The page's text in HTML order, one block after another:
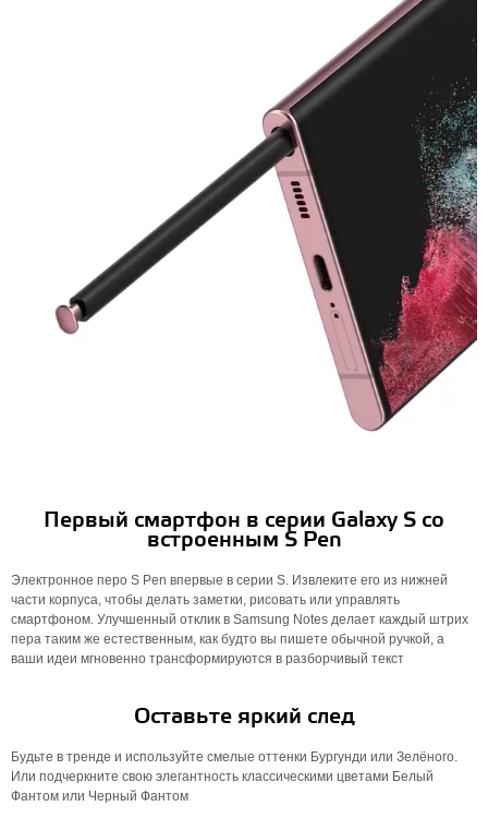
Первый смартфон в серии Galaxy S со
встроенным S Pen
Электронное перо S Pen впервые в серии S. Извлеките его из нижней
части корпуса, чтобы делать заметки, рисовать или управлять
смартфоном. Улучшенный отклик в Samsung Notes делает каждый штрих
пера таким же естественным, как будто вы пишете обычной ручкой, а
ваши идеи мгновенно трансформируются в разборчивый текст
Оставьте яркий след
Будьте в тренде и используйте смелые оттенки Бургунди или Зелёного.
Или подчеркните свою элегантность классическими цветами Белый
Фантом или Черный Фантом